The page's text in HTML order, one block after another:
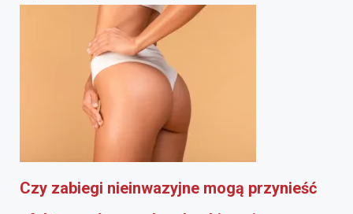
Czy zabiegi nieinwazyjne mogą przynieść